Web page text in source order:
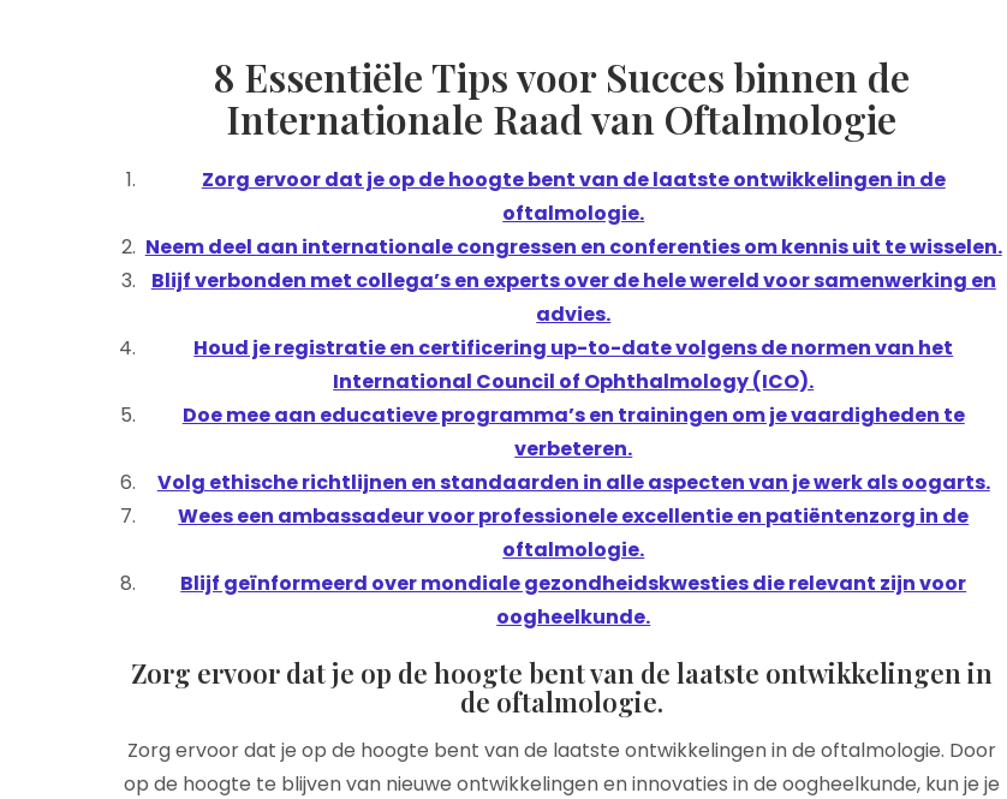
8 Essentiële Tips voor Succes binnen de
Internationale Raad van Oftalmologie
Zorg ervoor dat je op de hoogte bent van de laatste ontwikkelingen in de
oftalmologie.
Neem deel aan internationale congressen en conferenties om kennis uit te wisselen.
Blijf verbonden met collega’s en experts over de hele wereld voor samenwerking en
advies.
Houd je registratie en certificering up-to-date volgens de normen van het
International Council of Ophthalmology (ICO).
Doe mee aan educatieve programma’s en trainingen om je vaardigheden te
verbeteren.
Volg ethische richtlijnen en standaarden in alle aspecten van je werk als oogarts.
Wees een ambassadeur voor professionele excellentie en patiëntenzorg in de
oftalmologie.
Blijf geïnformeerd over mondiale gezondheidskwesties die relevant zijn voor
oogheelkunde.
Zorg ervoor dat je op de hoogte bent van de laatste ontwikkelingen in
de oftalmologie.
Zorg ervoor dat je op de hoogte bent van de laatste ontwikkelingen in de oftalmologie. Door
op de hoogte te blijven van nieuwe ontwikkelingen en innovaties in de oogheelkunde, kun je je